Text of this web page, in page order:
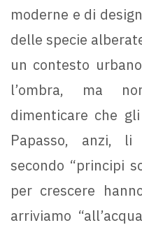
moderne e di
delle specie
un contesto
l’ombra, ma
dimenticare che
Papasso, anzi,
secondo “principi
per crescere
arriviamo